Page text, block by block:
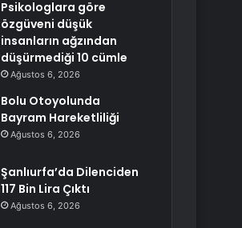
Psikologlara göre
özgüveni düşük
insanların ağzından
düşürmediği 10 cümle
Ağustos 6, 2026
Bolu Otoyolunda
Bayram Hareketliliği
Ağustos 6, 2026
Şanlıurfa’da Dilenciden
117 Bin Lira Çıktı
Ağustos 6, 2026